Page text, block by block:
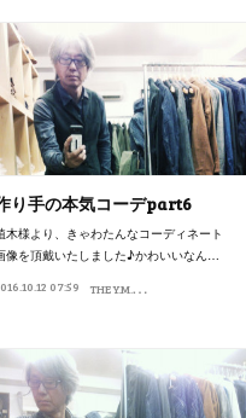
り手の本気コーデpart6
木様より、きゃわたんなコーディネート
像を頂戴いたしました♪かわいいなん…
07:59
T
HE Y.M.WALK ON